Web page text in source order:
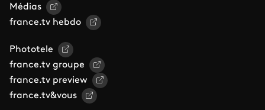
Médias
france.tv hebdo
Phototele
france.tv groupe
france.tv preview
france.tv&vous